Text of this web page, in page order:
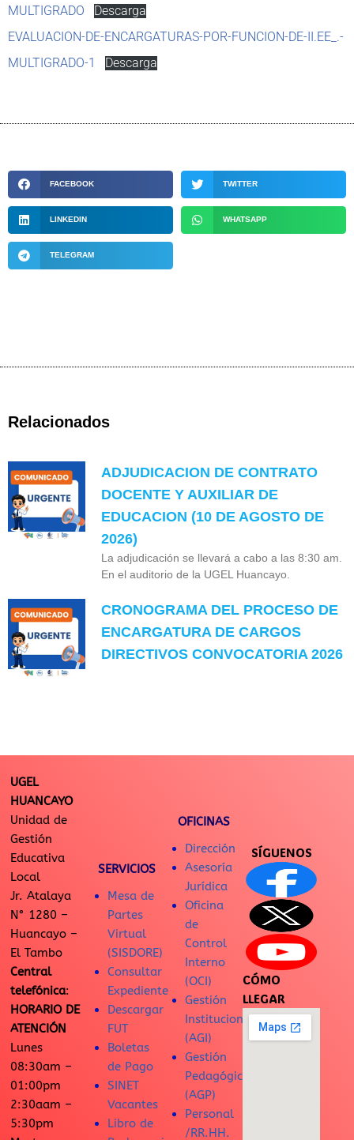
MULTIGRADO
Descarga
EVALUACION-DE-ENCARGATURAS-POR-FUNCION-DE-II.EE_.-
MULTIGRADO-1
Descarga
FACEBOOK TWITTER
LINKEDIN WHATSAPP
TELEGRAM
Relacionados
ADJUDICACION DE CONTRATO
DOCENTE Y AUXILIAR DE
EDUCACION (10 DE AGOSTO DE
2026)
La adjudicación se llevará a cabo a las 8:30 am.
En el auditorio de la UGEL Huancayo.
CRONOGRAMA DEL PROCESO DE
ENCARGATURA DE CARGOS
DIRECTIVOS CONVOCATORIA 2026
UGEL
HUANCAYO
Unidad de
Gestión
Educativa
Local
Jr. Atalaya
N° 1280 –
Huancayo –
El Tambo
Central
telefónica:
HORARIO DE
ATENCIÓN
Lunes
08:30am –
01:00pm
2:30aam –
5:30pm
SERVICIOS
Mesa de
Partes
Virtual
(SISDORE)
Consultar
Expediente
Descargar
FUT
Boletas
de Pago
SINET
Vacantes
Libro de
OFICINAS
Dirección
Asesoría
Jurídica
Oficina
de
Control
Interno
(OCI)
Gestión
Institucional
(AGI)
Gestión
Pedagógica
(AGP)
Personal
/RR.HH.
SÍGUENOS
CÓMO
LLEGAR